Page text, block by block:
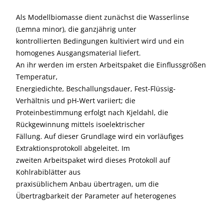
Als Modellbiomasse dient zunächst die Wasserlinse
(Lemna minor), die ganzjährig unter
kontrollierten Bedingungen kultiviert wird und ein
homogenes Ausgangsmaterial liefert.
An ihr werden im ersten Arbeitspaket die Einflussgrößen
Temperatur,
Energiedichte, Beschallungsdauer, Fest-Flüssig-
Verhältnis und pH-Wert variiert; die
Proteinbestimmung erfolgt nach Kjeldahl, die
Rückgewinnung mittels isoelektrischer
Fällung. Auf dieser Grundlage wird ein vorläufiges
Extraktionsprotokoll abgeleitet. Im
zweiten Arbeitspaket wird dieses Protokoll auf
Kohlrabiblätter aus
praxisüblichem Anbau übertragen, um die
Übertragbarkeit der Parameter auf heterogenes